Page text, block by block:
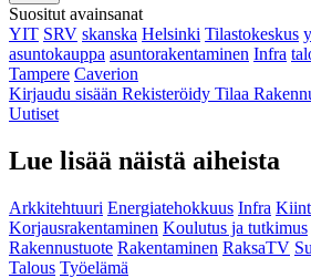
Suositut avainsanat
YIT SRV skanska Helsinki Tilastokeskus
asuntokauppa asuntorakentaminen Infra
Tampere Caverion
Kirjaudu sisään Rekisteröidy Tilaa
Uutiset
Lue lisää näistä aiheista
Arkkitehtuuri Energiatehokkuus Infra
Korjausrakentaminen Koulutus ja tutkimus
Rakennustuote Rakentaminen RaksaTV
Talous Työelämä